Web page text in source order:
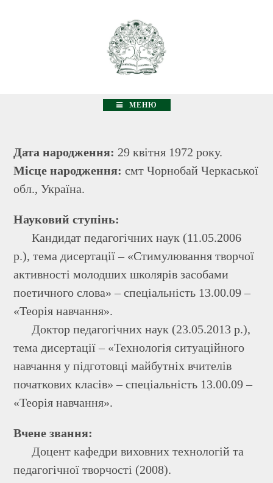
МЕНЮ
Дата народження: 29 квітня 1972 року.
Місце народження: смт Чорнобай Черкаської
обл., Україна.
Науковий ступінь:
Кандидат педагогічних наук (11.05.2006
р.), тема дисертації – «Стимулювання творчої
активності молодших школярів засобами
поетичного слова» – спеціальність 13.00.09 –
«Теорія навчання».
Доктор педагогічних наук (23.05.2013 р.),
тема дисертації – «Технологія ситуаційного
навчання у підготовці майбутніх вчителів
початкових класів» – спеціальність 13.00.09 –
«Теорія навчання».
Вчене звання:
Доцент кафедри виховних технологій та
педагогічної творчості (2008).